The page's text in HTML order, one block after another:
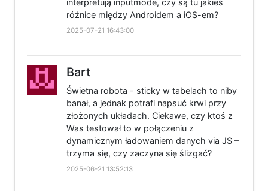
różnice między Androidem a iOS-em?
2025-07-21 16:43:00
Bart
Świetna robota - sticky w tabelach to niby
banał, a jednak potrafi napsuć krwi przy
złożonych układach. Ciekawe, czy ktoś z
Was testował to w połączeniu z
dynamicznym ładowaniem danych via JS –
trzyma się, czy zaczyna się ślizgać?
2025-06-21 13:52:13